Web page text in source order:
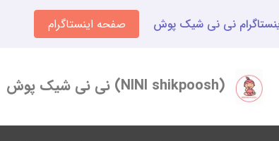
نی نی شیک پوش صفحه اینستاگرام
(NINI shikpoosh) نی نی شیک پوش